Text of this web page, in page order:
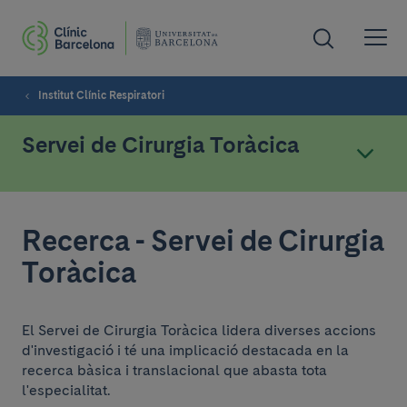
Institut Clínic Respiratori
Servei de Cirurgia Toràcica
Recerca - Servei de Cirurgia
Toràcica
El Servei de Cirurgia Toràcica lidera diverses accions
d'investigació i té una implicació destacada en la
recerca bàsica i translacional que abasta tota
l'especialitat.